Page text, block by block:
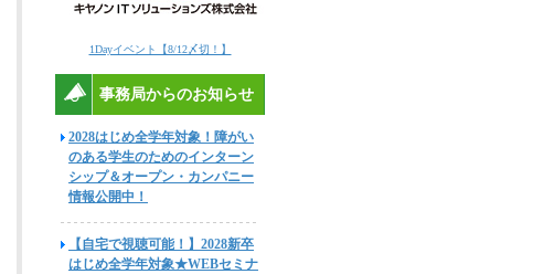
1Dayイベント【8/12〆切！】
事務局からのお知らせ
2028はじめ全学年対象！障がい
のある学生のためのインターン
シップ＆オープン・カンパニー
情報公開中！
【自宅で視聴可能！】2028新卒
はじめ全学年対象★WEBセミナ